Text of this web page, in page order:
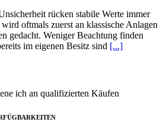
Besitz:
Potenziale
erkennen
und
rücken stabile Werte immer
oftmals zuerst an klassische Anlagen
gedacht. Weniger Beachtung finden
im eigenen Besitz sind [...]
ich an qualifizierten Käufen